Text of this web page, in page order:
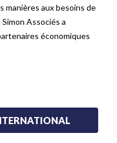
manières aux besoins de
Simon Associés a
économiques